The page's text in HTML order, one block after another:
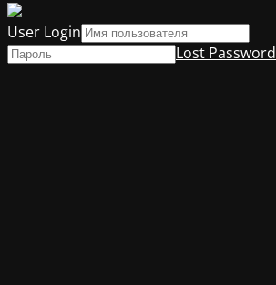
User Login
Lost Password